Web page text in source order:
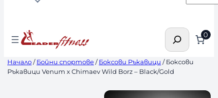
Търсене 0
Начало/Бойни спортове/Боксови Ръкавици / Боксови
Ръкавици Venum x Chimaev Wild Borz – Black/Gold